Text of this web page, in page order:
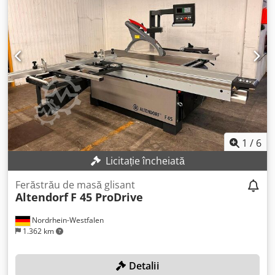
1 / 6
Licitație încheiată
Nordrhein-Westfalen
1.362 km
Ferăstrău de masă glisant
Altendorf F 45 ProDrive
Detalii